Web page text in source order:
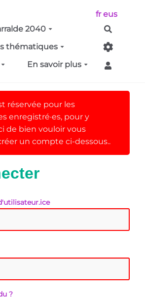
2040
thématiques
En savoir plus
fr eus
réservée pour les
enregistré·es, pour y
de bien vouloir vous
un compte ci-dessous..
?